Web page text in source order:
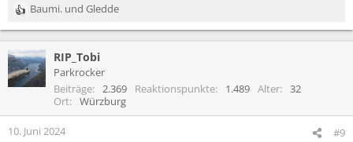
R
e
k
t
i
n
e
Baumi. und Gledde
RIP_Tobi
Parkrocker
Beiträge
2.369 Reaktionspunkte 1.489 Alter
32
Ort
Würzburg
10. Juni 2024 #9